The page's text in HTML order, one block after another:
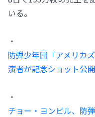
いる。
・
防弾少年団「アメリカ
演者が記念ショット公開
・
チョー・ヨンピル、防